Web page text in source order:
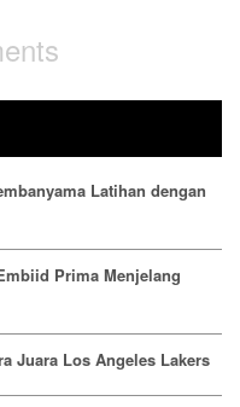
Latihan dengan
Prima Menjelang
Juara Los Angeles Lakers